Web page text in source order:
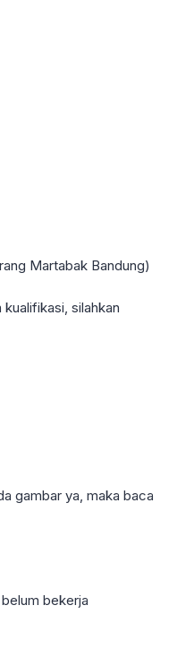
Martabak Bandung)
silahkan
gambar ya, maka baca
bekerja